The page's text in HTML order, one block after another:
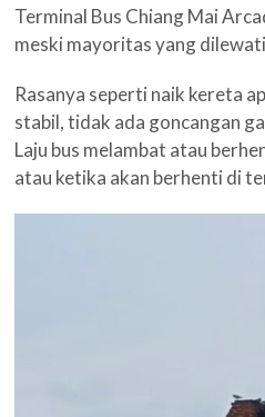
Terminal Bus Chiang Mai
meski mayoritas yang
Rasanya seperti naik kereta
stabil, tidak ada goncangan
Laju bus melambat atau
atau ketika akan berhenti di